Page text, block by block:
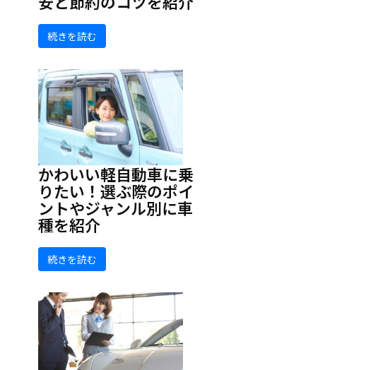
続きを読む
かわいい軽自動車に乗
りたい！選ぶ際のポイ
ントやジャンル別に車
種を紹介
続きを読む